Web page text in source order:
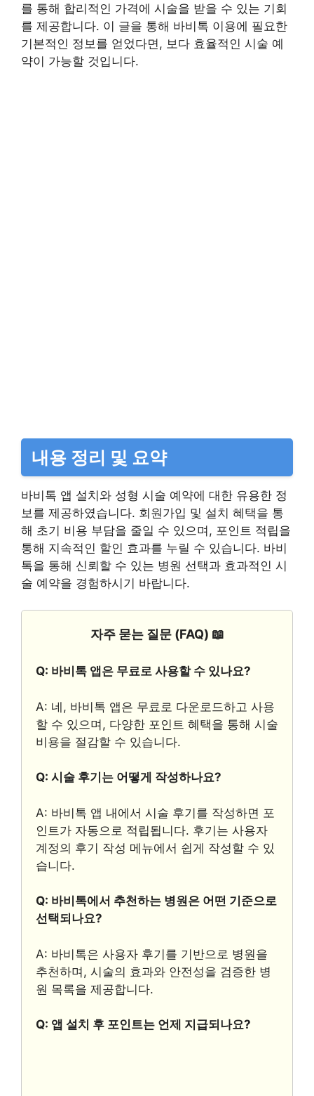
를 통해 합리적인 가격에 시술을 받을 수 있는 기회
를 제공합니다. 이 글을 통해 바비톡 이용에 필요한
기본적인 정보를 얻었다면, 보다 효율적인 시술 예
약이 가능할 것입니다.
내용 정리 및 요약
바비톡 앱 설치와 성형 시술 예약에 대한 유용한 정
보를 제공하였습니다. 회원가입 및 설치 혜택을 통
해 초기 비용 부담을 줄일 수 있으며, 포인트 적립을
통해 지속적인 할인 효과를 누릴 수 있습니다. 바비
톡을 통해 신뢰할 수 있는 병원 선택과 효과적인 시
술 예약을 경험하시기 바랍니다.
자주 묻는 질문 (FAQ) 📖
Q: 바비톡 앱은 무료로 사용할 수 있나요?
A: 네, 바비톡 앱은 무료로 다운로드하고 사용
할 수 있으며, 다양한 포인트 혜택을 통해 시술
비용을 절감할 수 있습니다.
Q: 시술 후기는 어떻게 작성하나요?
A: 바비톡 앱 내에서 시술 후기를 작성하면 포
인트가 자동으로 적립됩니다. 후기는 사용자
계정의 후기 작성 메뉴에서 쉽게 작성할 수 있
습니다.
Q: 바비톡에서 추천하는 병원은 어떤 기준으로
선택되나요?
A: 바비톡은 사용자 후기를 기반으로 병원을
추천하며, 시술의 효과와 안전성을 검증한 병
원 목록을 제공합니다.
Q: 앱 설치 후 포인트는 언제 지급되나요?